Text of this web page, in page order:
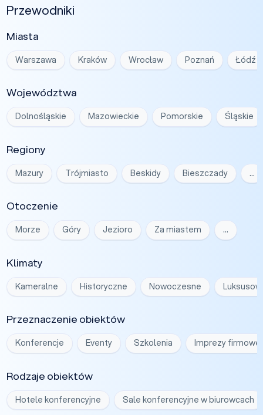
Przewodniki
Miasta
Warszawa Kraków Wrocław Poznań Łódź
Województwa
Dolnośląskie Mazowieckie Pomorskie Śląskie
Regiony
Mazury Trójmiasto Beskidy Bieszczady …
Otoczenie
Morze Góry Jezioro Za miastem …
Klimaty
Kameralne Historyczne Nowoczesne
Przeznaczenie obiektów
Konferencje Eventy Szkolenia Imprezy firmowe
Rodzaje obiektów
Hotele konferencyjne Sale konferencyjne w biurowcach